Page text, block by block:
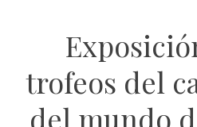
trofeos del
del mundo